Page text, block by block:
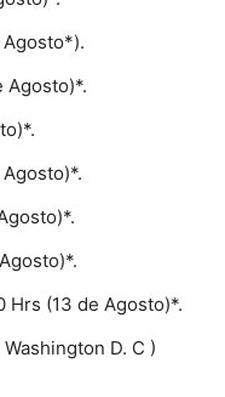
Agosto*).
Agosto)*.
Hrs (13 de Agosto)*.
D. C )